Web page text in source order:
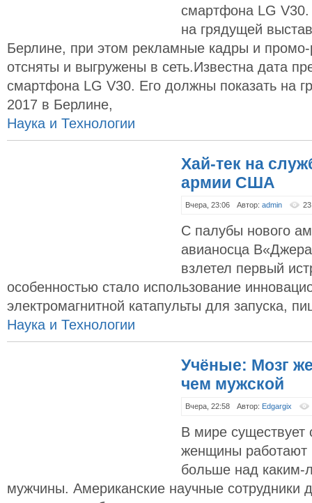
смартфона LG V30.
на грядущей
Берлине, при этом рекламные кадры и
отсняты и выгружены в сеть.Известна дата
смартфона LG V30. Его должны показать на
2017 в Берлине,
Наука и Технологии
Хай-тек на
армии США
Вчера, 23:06 Автор: admin 23
С палубы нового
авианосца
взлетел первый
особенностью стало использование
электромагнитной катапульты для запуска,
Наука и Технологии
Учёные: Мозг
чем мужской
Вчера, 22:58 Автор: Edgargix
В мире существует
женщины работают
больше над каким-
мужчины. Американские научные сотрудники